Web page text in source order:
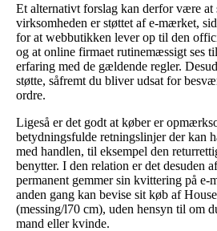
Et alternativt forslag kan derfor være at
virksomheden er støttet af e-mærket,
for at webbutikken lever op til den
og at online firmaet rutinemæssigt ses
erfaring med de gældende regler.
støtte, såfremt du bliver udsat for
ordre.
Ligeså er det godt at køber er
betydningsfulde retningslinjer der kan
med handlen, til eksempel den
benytter. I den relation er det desuden
permanent gemmer sin kvittering på e-
anden gang kan bevise sit køb af
(messing/l70 cm), uden hensyn til om
mand eller kvinde.